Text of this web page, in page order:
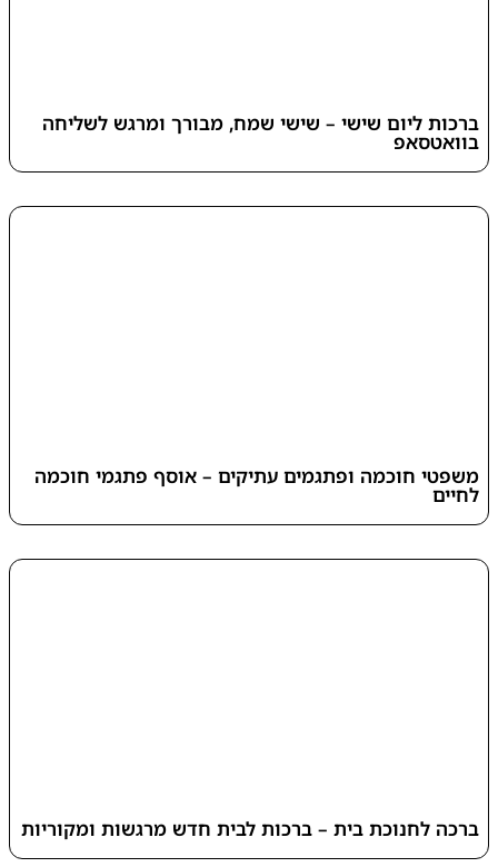
ברכות ליום שישי – שישי שמח, מבורך ומרגש לשליחה
בוואטסאפ
משפטי חוכמה ופתגמים עתיקים – אוסף פתגמי חוכמה
לחיים
ברכה לחנוכת בית – ברכות לבית חדש מרגשות ומקוריות